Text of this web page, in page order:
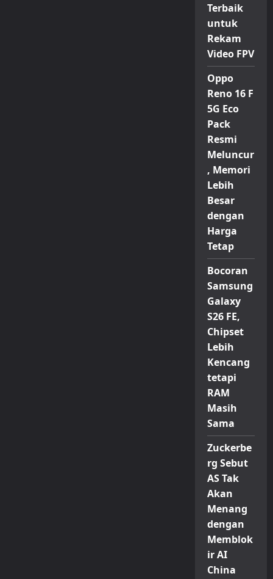
Terbaik
untuk
Rekam
Video FPV
Oppo
Reno 16 F
5G Eco
Pack
Resmi
Meluncur
, Memori
Lebih
Besar
dengan
Harga
Tetap
Bocoran
Samsung
Galaxy
S26 FE,
Chipset
Lebih
Kencang
tetapi
RAM
Masih
Sama
Zuckerbe
rg Sebut
AS Tak
Akan
Menang
dengan
Memblok
ir AI
China